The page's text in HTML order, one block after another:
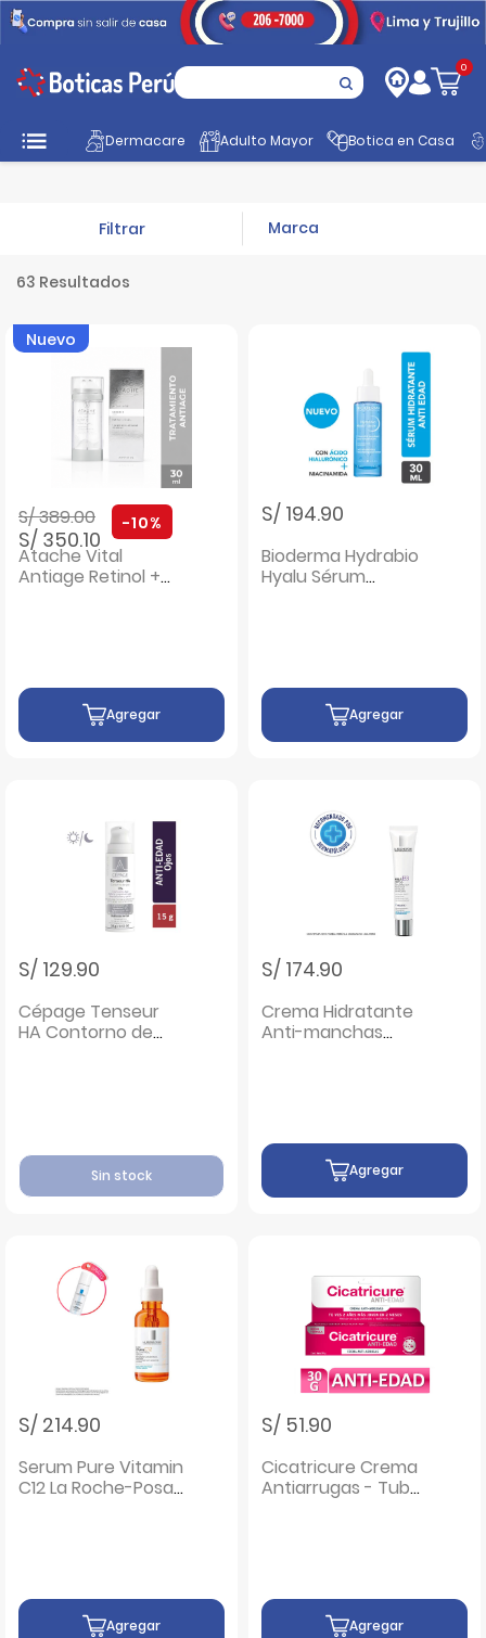
0
Dermacare Adulto Mayor Botica en Casa
Inicio Dermocosmética Faciales Anti-Edad
63 Resultados
Filtrar
Nuevo
Precio rebajado de
S/ 389.00a
S/ 350.10
-10%
Atache Vital
Antiage Retinol +
Agregar
S/ 194.90
Bioderma Hydrabio
Hyalu Sérum
Agregar
S/ 129.90
Cépage Tenseur
HA Contorno de
Sin stock
S/ 174.90
Crema Hidratante
Anti-manchas
Agregar
S/ 214.90
Serum Pure Vitamin
C12 La Roche-Posay
Agregar
S/ 51.90
Cicatricure Crema
Antiarrugas - Tubo
Agregar